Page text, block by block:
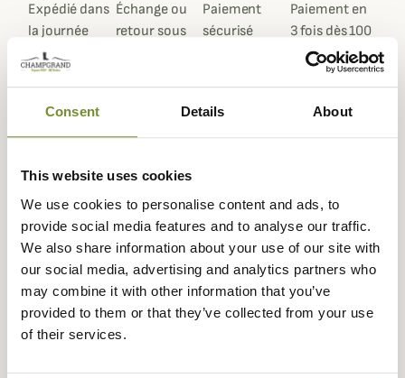
Consent Details About
This website uses cookies
We use cookies to personalise content and ads, to
provide social media features and to analyse our traffic.
We also share information about your use of our site with
our social media, advertising and analytics partners who
may combine it with other information that you’ve
provided to them or that they’ve collected from your use
of their services.
Expédié dans
la journée
Échange ou
retour sous
Paiement
sécurisé
Paiement en
3 fois dès 100
euros
Description
Härkila vous propose le pantalon Asmund Renforcé. Ce
pantalon polyvalent est confectionné pour répondre à
vos besoins dans différents types de chasse.
Ce pantalon Asmund Renforcé Härkila reste relativement
léger pour votre confort et est confectionné avec un
mélange très résistante à base de 82% de coton et de
18% de polyester. Ce mélange de tissu permet plus de